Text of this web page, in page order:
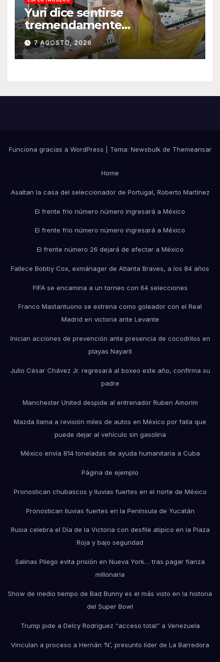
Yuri dice sentirse
tremendamente
emocionada sobre su estatua
que le harán en Veracruz
7 AGOSTO, 2026
Funciona gracias a WordPress Tema: Newsbulkde Themeansar
Home
Asaltan la casa del seleccionador de Portugal, Roberto Martínez
El frente frío número número ingresará a México
El frente frío número número ingresará a México
El frente número 26 dejará de afectar a México
Fallece Bobby Cox, exmánager de Atlanta Braves, a los 84 años
FIFA se encamina a un torneo con 64 selecciones
Franco Mastantuono se estrena como goleador con el Real
Madrid en victoria ante Levante
Inician acciones de prevención ante presencia de cocodrilos en
playas Nayarit
Julio César Chávez Jr. regresará al boxeo este año, confirma su
padre
Manchester United despide al entrenador Ruben Amorim
Mazda llama a revisión miles de autos en México por falla que
puede dejar al vehículo sin gasolina
México envía 814 toneladas de ayuda humanitaria a Cuba
Página de ejemplo
Pronostican chubascos y lluvias fuertes en el norte de México
Pronostican lluvias fuertes en la Península de Yucatán
Rusia celebra el Día de la Victoria con desfile atípico en la Plaza
Roja y bajo seguridad
Salinas Pliego evita prisión en Nueva York… tras pagar fianza
millonaria
Show de medio tiempo de Bad Bunny es el más visto en la historia
del Super Bowl
Trump pide a Delcy Rodríguez “acceso total” a Venezuela
Vinculan a proceso a Hernán ‘N’, presunto líder de La Barredora